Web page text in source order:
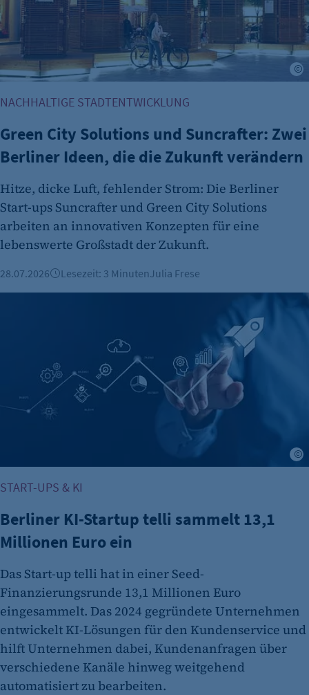
NACHHALTIGE STADTENTWICKLUNG
Green City Solutions und Suncrafter: Zwei
Berliner Ideen, die die Zukunft verändern
Hitze, dicke Luft, fehlender Strom: Die Berliner
Start-ups Suncrafter und Green City Solutions
arbeiten an innovativen Konzepten für eine
lebenswerte Großstadt der Zukunft.
28.07.2026 Lesezeit: 3 MinutenJulia Frese
Berliner KI-Startup telli sammelt 13,1 Millionen Euro ein
START-UPS & KI
Berliner KI-Startup telli sammelt 13,1
Millionen Euro ein
Das Start-up telli hat in einer Seed-
Finanzierungsrunde 13,1 Millionen Euro
eingesammelt. Das 2024 gegründete Unternehmen
entwickelt KI-Lösungen für den Kundenservice und
hilft Unternehmen dabei, Kundenanfragen über
verschiedene Kanäle hinweg weitgehend
automatisiert zu bearbeiten.